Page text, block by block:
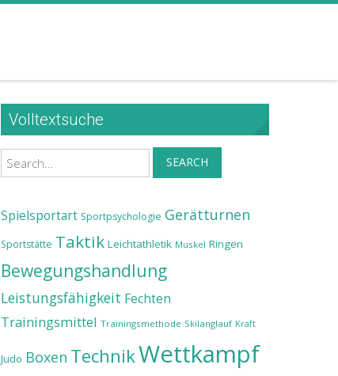
Volltextsuche
Search SEARCH
Spielsportart Sportpsychologie Gerätturnen
Sportstätte Taktik Leichtathletik Muskel Ringen
Bewegungshandlung
Leistungsfähigkeit Fechten
Trainingsmittel Trainingsmethode Skilanglauf Kraft
Judo Boxen TechnikWettkampf